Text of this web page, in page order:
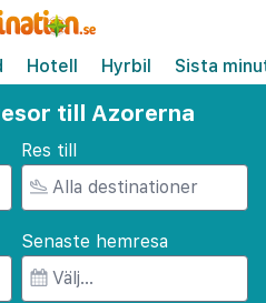
Hotell Hyrbil Sista
till Azorerna
Res till
Senaste hemresa